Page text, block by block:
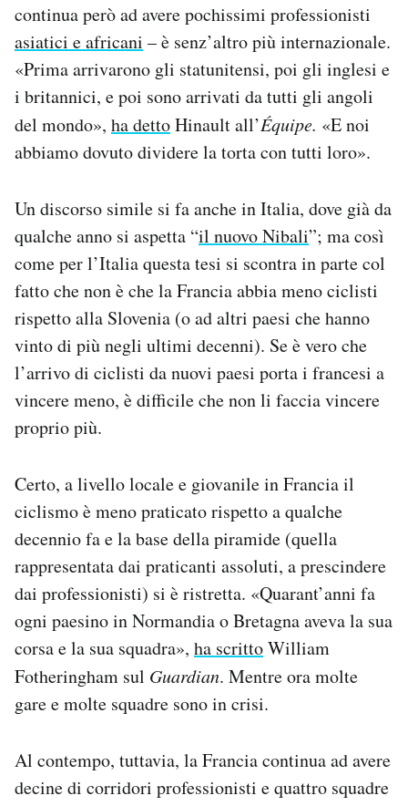
continua però ad avere pochissimi professionisti
asiatici e africani – è senz’altro più internazionale.
«Prima arrivarono gli statunitensi, poi gli inglesi e
i britannici, e poi sono arrivati da tutti gli angoli
del mondo», ha dettoHinault all’Équipe. «E noi
abbiamo dovuto dividere la torta con tutti loro».
Un discorso simile si fa anche in Italia, dove già da
qualche anno si aspetta “il nuovo Nibali”; ma così
come per l’Italia questa tesi si scontra in parte col
fatto che non è che la Francia abbia meno ciclisti
rispetto alla Slovenia (o ad altri paesi che hanno
vinto di più negli ultimi decenni). Se è vero che
l’arrivo di ciclisti da nuovi paesi porta i francesi a
vincere meno, è difficile che non li faccia vincere
proprio più.
Certo, a livello locale e giovanile in Francia il
ciclismo è meno praticato rispetto a qualche
decennio fa e la base della piramide (quella
rappresentata dai praticanti assoluti, a prescindere
dai professionisti) si è ristretta. «Quarant’anni fa
ogni paesino in Normandia o Bretagna aveva la sua
corsa e la sua squadra», ha scrittoWilliam
Fotheringham sul Guardian. Mentre ora molte
gare e molte squadre sono in crisi.
Al contempo, tuttavia, la Francia continua ad avere
decine di corridori professionisti e quattro squadre